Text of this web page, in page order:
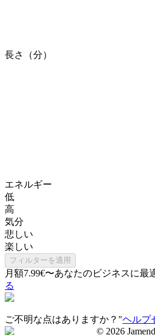
長さ（分）
エネルギー
低
高
気分
悲しい
楽しい
フィルターを適用
月額7.99€〜あなたのビジネスに最
る
ご不明な点はありますか？"ヘルプ
© 2026